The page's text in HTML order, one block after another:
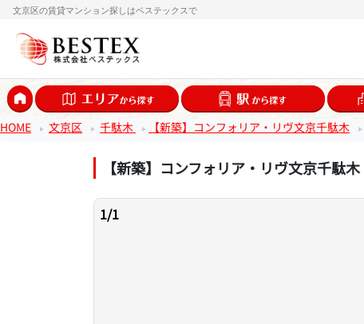
文京区の賃貸マンション探しはベステックスで
HOME 文京区 千駄木 【新築】コンフォリア・リヴ文京千駄木
【新築】コンフォリア・リヴ文京千駄木
1/1